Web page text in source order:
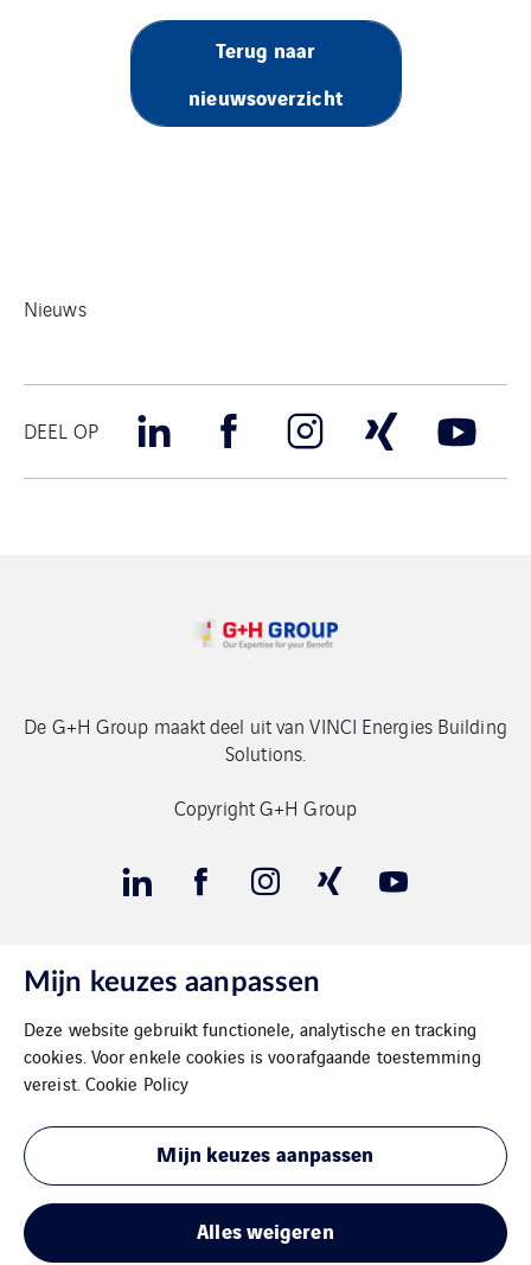
Terug naar
nieuwsoverzicht
Nieuws
DEEL OP
De G+H Group maakt deel uit van VINCI Energies Building
Solutions.
Copyright G+H Group
Contact
Gegevensbeschermimg
Impressum
Cookies
Sitemap
Mijn keuzes aanpassen
Deze website gebruikt functionele, analytische en tracking
cookies. Voor enkele cookies is voorafgaande toestemming
vereist. Cookie Policy
Mijn keuzes aanpassen
Alles weigeren